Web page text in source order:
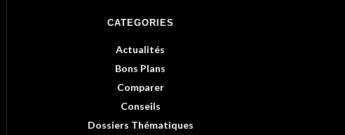
CATEGORIES
Actualités
Bons Plans
Comparer
Conseils
Dossiers Thématiques